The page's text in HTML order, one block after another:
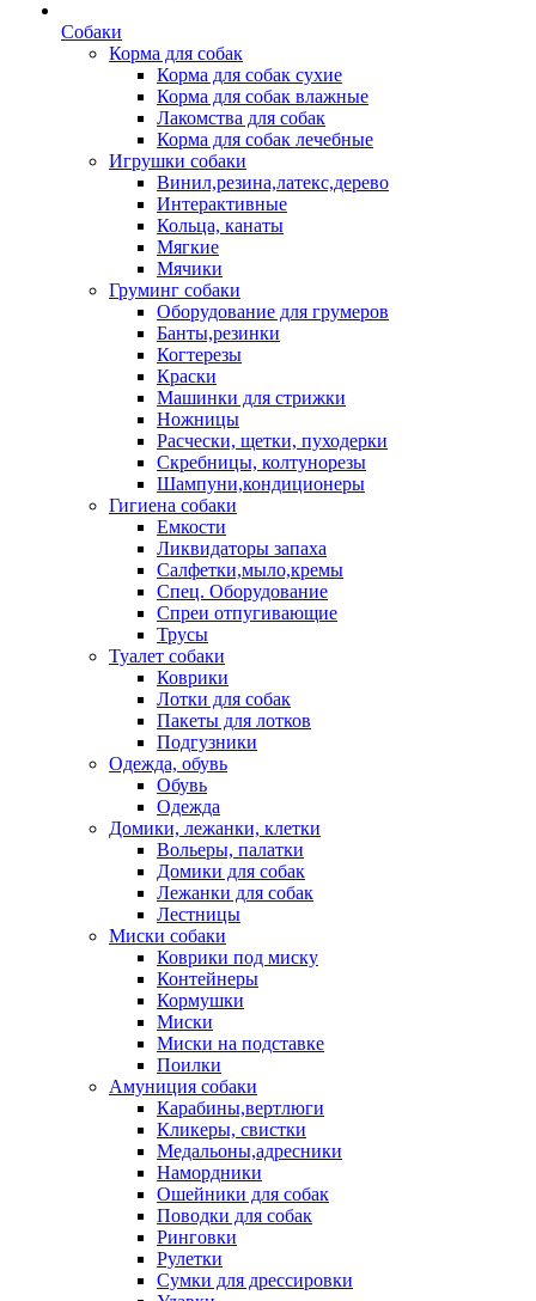
Собаки
Корма для собак
Корма для собак сухие
Корма для собак влажные
Лакомства для собак
Корма для собак лечебные
Игрушки собаки
Винил,резина,латекс,дерево
Интерактивные
Кольца, канаты
Мягкие
Мячики
Груминг собаки
Оборудование для грумеров
Банты,резинки
Когтерезы
Краски
Машинки для стрижки
Ножницы
Расчески, щетки, пуходерки
Скребницы, колтунорезы
Шампуни,кондиционеры
Гигиена собаки
Емкости
Ликвидаторы запаха
Салфетки,мыло,кремы
Спец. Оборудование
Спреи отпугивающие
Трусы
Туалет собаки
Коврики
Лотки для собак
Пакеты для лотков
Подгузники
Одежда, обувь
Обувь
Одежда
Домики, лежанки, клетки
Вольеры, палатки
Домики для собак
Лежанки для собак
Лестницы
Миски собаки
Коврики под миску
Контейнеры
Кормушки
Миски
Миски на подставке
Поилки
Амуниция собаки
Карабины,вертлюги
Кликеры, свистки
Медальоны,адресники
Намордники
Ошейники для собак
Поводки для собак
Ринговки
Рулетки
Сумки для дрессировки